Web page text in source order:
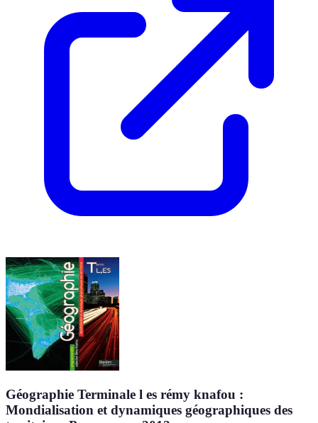
Géographie Terminale l es rémy knafou :
Mondialisation et dynamiques géographiques des